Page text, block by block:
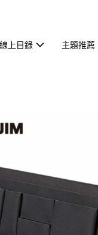
線上目錄 主題推薦